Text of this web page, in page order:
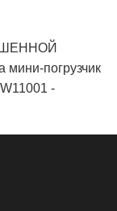
погрузчик
-